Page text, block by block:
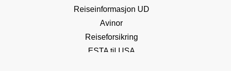
Reiseinformasjon UD
Avinor
Reiseforsikring
ESTA til USA